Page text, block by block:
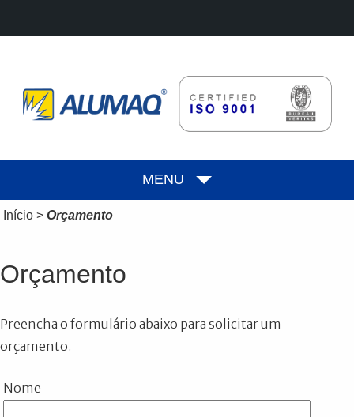
MENU
Início> Orçamento
Orçamento
Preencha o formulário abaixo para solicitar um
orçamento.
Nome